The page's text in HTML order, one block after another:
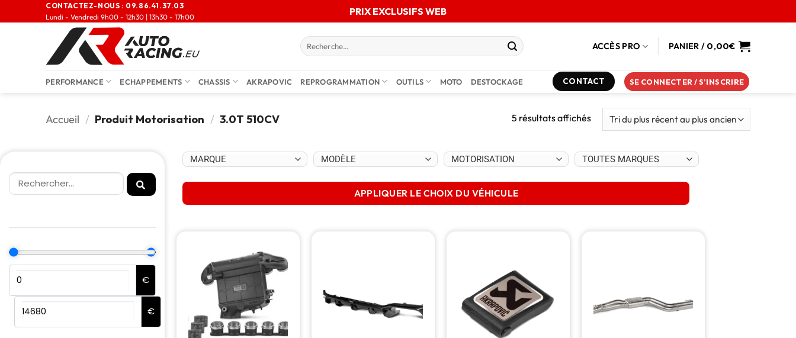
CONTACTEZ-NOUS : 09.86.41.37.03
Lundi - Vendredi 9h00 - 12h30 | 13h30 - 17h00
PRIX EXCLUSIFS WEB
ACCÈS PRO PANIER / 0,00€
PERFORMANCE ECHAPPEMENTS CHASSIS AKRAPOVIC REPROGRAMMATION OUTILS MOTO DESTOCKAGE CONTACT SE CONNECTER / S’INSCRIRE
Accueil / Produit Motorisation / 3.0T 510CV 5 résultats affichés
€
€
APPLIQUER LE CHOIX DU VÉHICULE